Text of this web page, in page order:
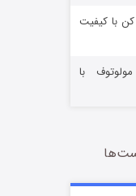
کن با کیفیت
با